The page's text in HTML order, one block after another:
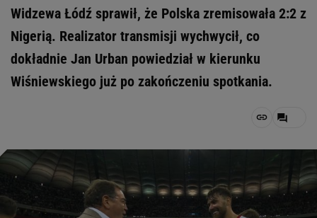
Widzewa Łódź sprawił, że Polska zremisowała 2:2 z
Nigerią. Realizator transmisji wychwycił, co
dokładnie Jan Urban powiedział w kierunku
Wiśniewskiego już po zakończeniu spotkania.